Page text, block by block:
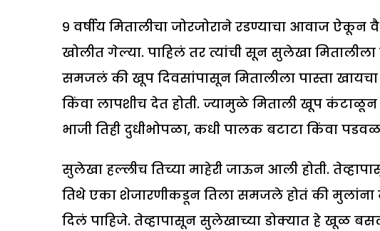
९ वर्षीय मितालीचा जोरजोराने रडण्याचा आवाज
खोलीत गेल्या. पाहिलं तर त्यांची सून सुलेखा मितालीला
समजलं की खूप दिवसांपासून मितालीला पास्ता खायचा
किंवा लापशीच देत होती. ज्यामुळे मिताली खूप
भाजी तिही दुधीभोपळा, कधी पालक बटाटा किंवा
सुलेखा हल्लीच तिच्या माहेरी जाऊन आली होती.
तिथे एका शेजारणीकडून तिला समजले होतं की
दिलं पाहिजे. तेव्हापासून सुलेखाच्या डोक्यात हे खूळ